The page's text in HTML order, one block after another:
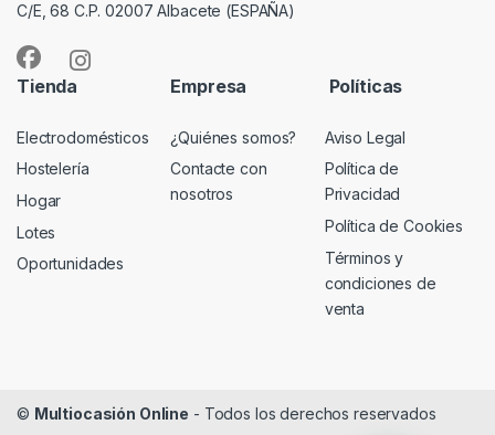
C/E, 68 C.P. 02007 Albacete (ESPAÑA)
Tienda
Electrodomésticos
Hostelería
Hogar
Lotes
Oportunidades
Empresa
¿Quiénes somos?
Contacte con
nosotros
Políticas
Aviso Legal
Política de
Privacidad
Política de Cookies
Términos y
condiciones de
venta
© Multiocasión Online - Todos los derechos reservados